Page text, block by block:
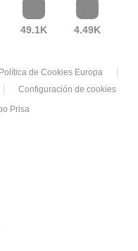
49.1K 4.49K
Política de Cookies Europa
Configuración de cookies
Prisa